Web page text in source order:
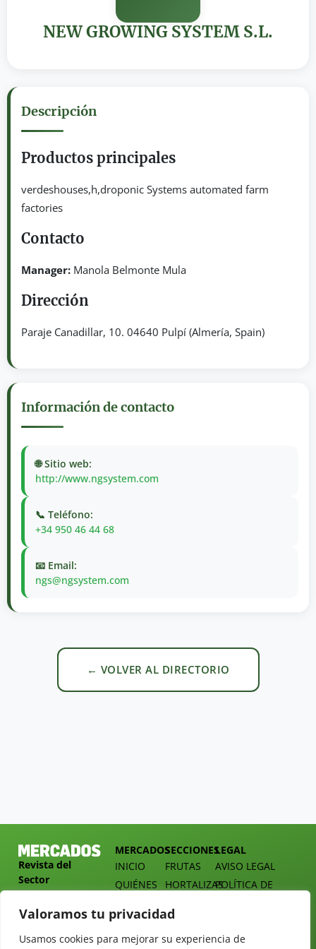
Valoramos tu privacidad
Usamos cookies para mejorar su experiencia de
NEW GROWING SYSTEM S.L.
Descripción
Productos principales
verdeshouses,h,droponic Systems automated farm
factories
Contacto
Manager: Manola Belmonte Mula
Dirección
Paraje Canadillar, 10. 04640 Pulpí (Almería, Spain)
Información de contacto
🌐 Sitio web:
http://www.ngsystem.com
📞 Teléfono:
+34 950 46 44 68
📧 Email:
ngs@ngsystem.com
← VOLVER AL DIRECTORIO
Revista del
Sector
Hortofrutícola
Presidente
MERCADOS
INICIO
QUIÉNES
DOSSIER
TARIFAS
SECCIONES
FRUTAS
HORTALIZAS
MERCADOS
ALIMENTACIÓN
LEGAL
AVISO LEGAL
POLÍTICA DE